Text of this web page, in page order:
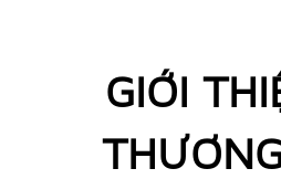
GIỚI